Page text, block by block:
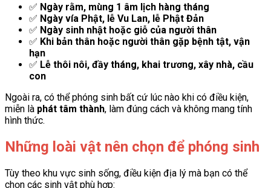
✅ Ngày rằm, mùng 1 âm lịch hàng tháng
✅ Ngày vía Phật, lễ Vu Lan, lễ Phật Đản
✅ Ngày sinh nhật hoặc giỗ của người thân
✅ Khi bản thân hoặc người thân gặp bệnh tật, vận
hạn
✅ Lễ thôi nôi, đầy tháng, khai trương, xây nhà, cầu
con
Ngoài ra, có thể phóng sinh bất cứ lúc nào khi có điều kiện,
miễn là phát tâm thành, làm đúng cách và không mang tính
hình thức.
Những loài vật nên chọn để phóng sinh
Tùy theo khu vực sinh sống, điều kiện địa lý mà bạn có thể
chọn các sinh vật phù hợp: